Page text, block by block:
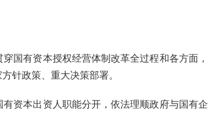
国有资本授权经营体制改革全过程和各方面
针政策、重大决策部署。
资本出资人职能分开，依法理顺政府与国有